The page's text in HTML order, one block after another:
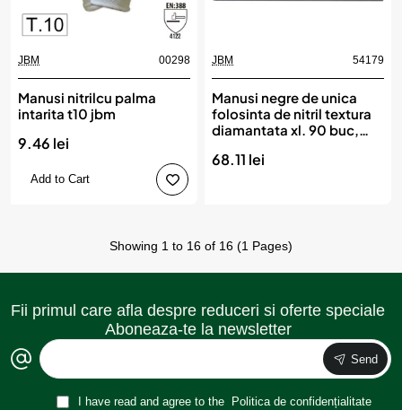
JBM 00298
Manusi nitrilcu palma
intarita t10 jbm
9.46 lei
Add to Cart
JBM 54179
Manusi negre de unica
folosinta de nitril textura
diamantata xl. 90 buc,
68.11 lei
Showing 1 to 16 of 16 (1 Pages)
Fii primul care afla despre reduceri si oferte speciale
Aboneaza-te la newsletter
Send
I have read and agree to the Politica de confidențialitate